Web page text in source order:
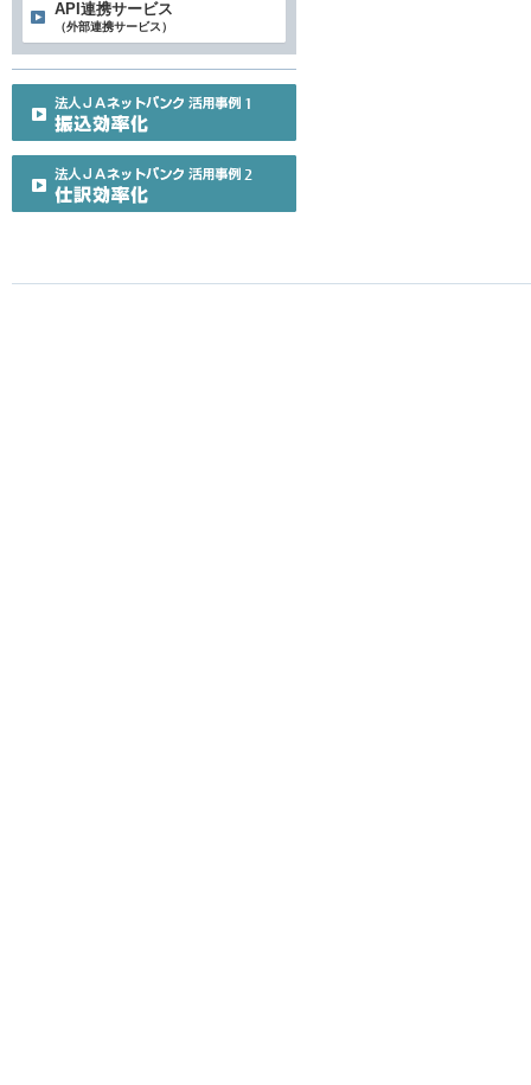
API連携サービス
（外部連携サービス）